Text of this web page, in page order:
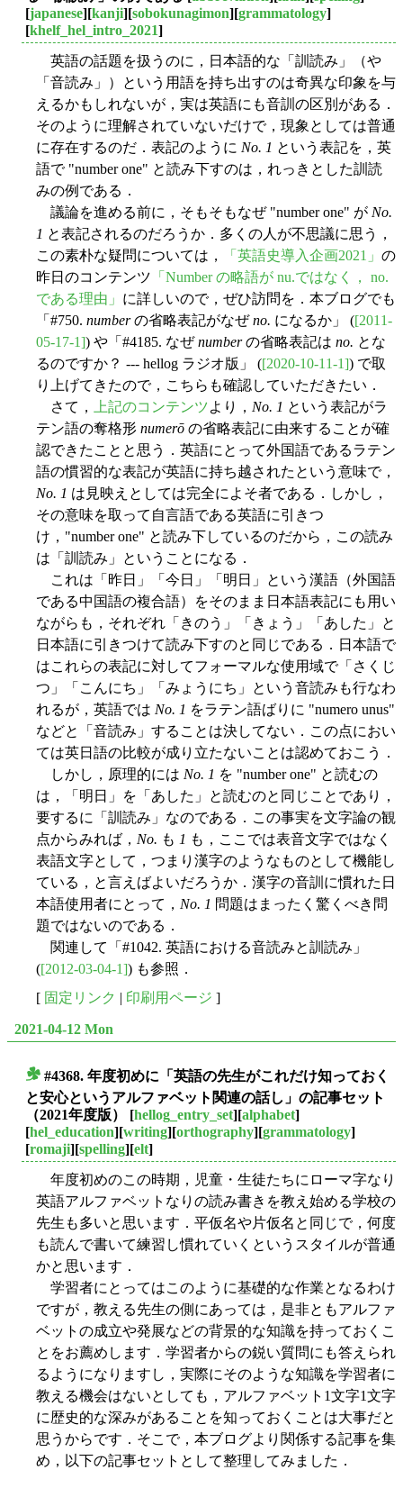
[japanese][kanji][sobokunagimon][grammatology]
[khelf_hel_intro_2021]
英語の話題を扱うのに，日本語的な「訓読み」（や
「音読み」）という用語を持ち出すのは奇異な印象を与
えるかもしれないが，実は英語にも音訓の区別がある．
そのように理解されていないだけで，現象としては普通
に存在するのだ．表記のように No. 1 という表記を，英
語で "number one" と読み下すのは，れっきとした訓読
みの例である．
議論を進める前に，そもそもなぜ "number one" が No.
1 と表記されるのだろうか．多くの人が不思議に思う，
この素朴な疑問については，
「英語史導入企画2021」 の
昨日のコンテンツ 「Number の略語が nu.ではなく， no.
である理由」 に詳しいので，ぜひ訪問を．本ブログでも
「#750. numberの省略表記がなぜno. になるか」 ([2011-
05-17-1]) や「#4185. なぜnumberの省略表記は no. とな
るのですか？ --- hellog ラジオ版」 ([2020-10-11-1]) で取
り上げてきたので，こちらも確認していただきたい．
さて， 上記のコンテンツより， No. 1 という表記がラ
テン語の奪格形 numerō の省略表記に由来することが確
認できたことと思う．英語にとって外国語であるラテン
語の慣習的な表記が英語に持ち越されたという意味で，
No. 1 は見映えとしては完全によそ者である．しかし，
その意味を取って自言語である英語に引きつ
け，"number one" と読み下しているのだから，この読み
は「訓読み」ということになる．
これは「昨日」「今日」「明日」という漢語（外国語
である中国語の複合語）をそのまま日本語表記にも用い
ながらも，それぞれ「きのう」「きょう」「あした」と
日本語に引きつけて読み下すのと同じである．日本語で
はこれらの表記に対してフォーマルな使用域で「さくじ
つ」「こんにち」「みょうにち」という音読みも行なわ
れるが，英語では No. 1 をラテン語ばりに "numero unus"
などと「音読み」することは決してない．この点におい
ては英日語の比較が成り立たないことは認めておこう．
しかし，原理的には No. 1 を "number one" と読むの
は，「明日」を「あした」と読むのと同じことであり，
要するに「訓読み」なのである．この事実を文字論の観
点からみれば， No. も 1 も，ここでは表音文字ではなく
表語文字として，つまり漢字のようなものとして機能し
ている，と言えばよいだろうか．漢字の音訓に慣れた日
本語使用者にとって， No. 1 問題はまったく驚くべき問
題ではないのである．
関連して「#1042. 英語における音読みと訓読み」
([2012-03-04-1]) も参照．
[ 固定リンク | 印刷用ページ ]
2021-04-12 Mon
#4368. 年度初めに「英語の先生がこれだけ知っておく
と安心というアルファベット関連の話し」の記事セット
（2021年度版）
[hellog_entry_set][alphabet]
[hel_education][writing][orthography][grammatology]
[romaji][spelling][elt]
年度初めのこの時期，児童・生徒たちにローマ字なり
英語アルファベットなりの読み書きを教え始める学校の
先生も多いと思います．平仮名や片仮名と同じで，何度
も読んで書いて練習し慣れていくというスタイルが普通
かと思います．
学習者にとってはこのように基礎的な作業となるわけ
ですが，教える先生の側にあっては，是非ともアルファ
ベットの成立や発展などの背景的な知識を持っておくこ
とをお薦めします．学習者からの鋭い質問にも答えられ
るようになりますし，実際にそのような知識を学習者に
教える機会はないとしても，アルファベット1文字1文字
に歴史的な深みがあることを知っておくことは大事だと
思うからです．そこで，本ブログより関係する記事を集
め，以下の記事セットとして整理してみました．